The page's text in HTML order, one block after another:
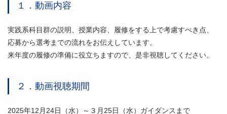
１．動画内容
実践系科目群の説明、授業内容、履修をする上で考慮すべき点、
応募から選考までの流れをお伝えしています。
来年度の履修の準備に役立ちますので、是非視聴してください。
２．動画視聴期間
2025年12月24日（水）～３月25日（水）ガイダンスまで